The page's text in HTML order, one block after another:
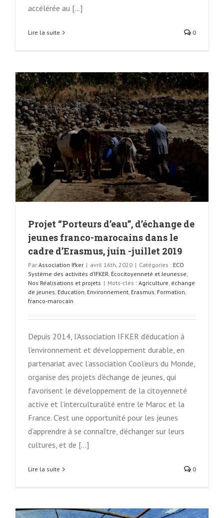
accélérée au [...]
Lire la suite 0
Projet “Porteurs d’eau”, d’échange de
jeunes franco-marocains dans le
cadre d’Erasmus, juin -juillet 2019
Par Association Ifker | avril 16th, 2020 | Catégories : ECO
Système des activités d’IFKER Écocitoyenneté et Jeunesse
Nos Réalisations et projets | Mots-clés : Agriculture échange
de jeunes Education Environnement Erasmus Formation
franco-marocain
Depuis 2014, l’Association IFKER d’éducation à
l’environnement et développement durable, en
partenariat avec l’association Cool’eurs du Monde,
organise des projets d’échange de jeunes, qui
favorisent le développement de la citoyenneté
active et l’interculturalité entre le Maroc et la
France. C’est une opportunité pour les jeunes
d’apprendre à se connaître, d’échanger sur leurs
cultures, et de [...]
Lire la suite 0